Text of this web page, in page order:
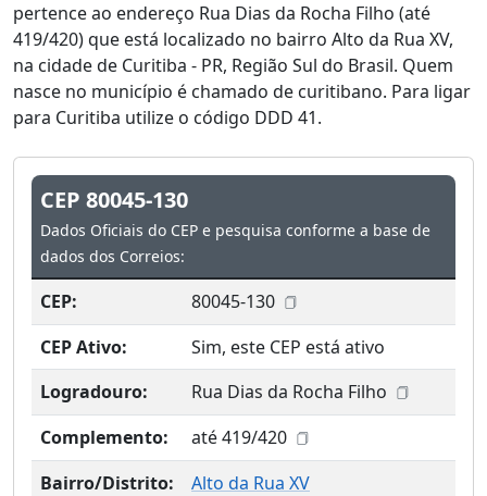
pertence ao endereço Rua Dias da Rocha Filho (até
419/420) que está localizado no bairro Alto da Rua XV,
na cidade de Curitiba - PR, Região Sul do Brasil. Quem
nasce no município é chamado de curitibano. Para ligar
para Curitiba utilize o código DDD 41.
CEP 80045-130
Dados Oficiais do CEP e pesquisa conforme a base de
dados dos Correios:
CEP:
80045-130
CEP Ativo:
Sim, este CEP está ativo
Logradouro:
Rua Dias da Rocha Filho
Complemento:
até 419/420
Bairro/Distrito:
Alto da Rua XV